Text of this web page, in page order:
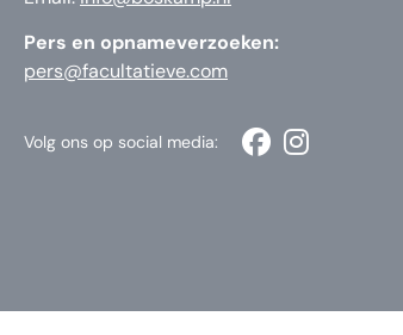
Pers en opnameverzoeken:
pers@facultatieve.com
Volg ons op social media: